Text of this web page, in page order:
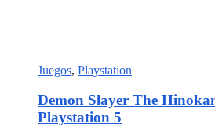
Juegos, Playstation
Demon Slayer The
Playstation 5